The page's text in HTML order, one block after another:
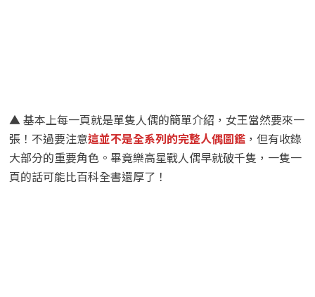
▲ 基本上每一頁就是單隻人偶的簡單介紹，女王當然要來一
張！不過要注意這並不是全系列的完整人偶圖鑑，但有收錄
大部分的重要角色。畢竟樂高星戰人偶早就破千隻，一隻一
頁的話可能比百科全書還厚了！